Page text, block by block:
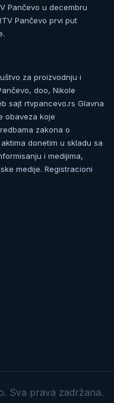
Pančevo u decembru
Pančevo prvi put
za proizvodnju i
doo, Nikole
sajt rtvpancevo.rs Glavna
obaveza koje
zakona o
donetim u skladu sa
i medijima,
medije. Registracioni
Sva prava zadržana.